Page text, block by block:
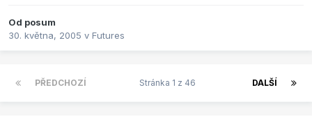
Od posum
30. května, 2005 v Futures
PŘEDCHOZÍ DALŠÍ
Stránka 1 z 46